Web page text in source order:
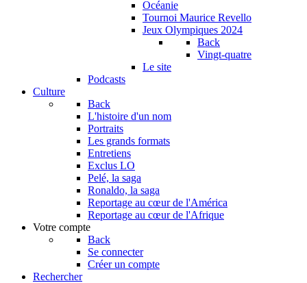
Océanie
Tournoi Maurice Revello
Jeux Olympiques 2024
Back
Vingt-quatre
Le site
Podcasts
Culture
Back
L'histoire d'un nom
Portraits
Les grands formats
Entretiens
Exclus LO
Pelé, la saga
Ronaldo, la saga
Reportage au cœur de l'América
Reportage au cœur de l'Afrique
Votre compte
Back
Se connecter
Créer un compte
Rechercher